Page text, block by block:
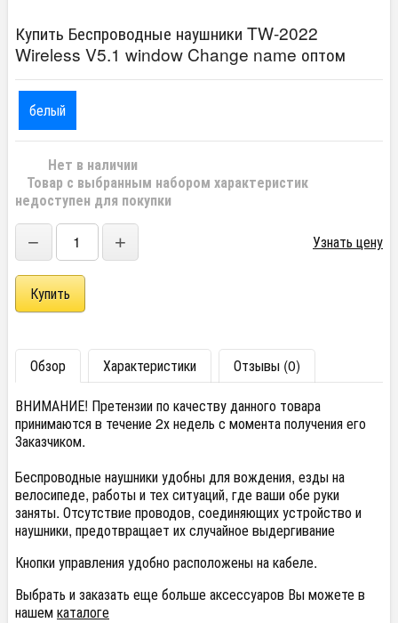
Купить Беспроводные наушники TW-2022
Wireless V5.1 window Change name оптом
белый
Нет в наличии
Товар с выбранным набором характеристик
недоступен для покупки
− + Узнать цену
Обзор Характеристики
Отзывы (0)
ВНИМАНИЕ! Претензии по качеству данного товара
принимаются в течение 2х недель с момента получения его
Заказчиком.
Беспроводные наушники удобны для вождения, езды на
велосипеде, работы и тех ситуаций, где ваши обе руки
заняты. Отсутствие проводов, соединяющих устройство и
наушники, предотвращает их случайное выдергивание
Кнопки управления удобно расположены на кабеле.
Выбрать и заказать еще больше аксессуаров Вы можете в
нашемкаталоге